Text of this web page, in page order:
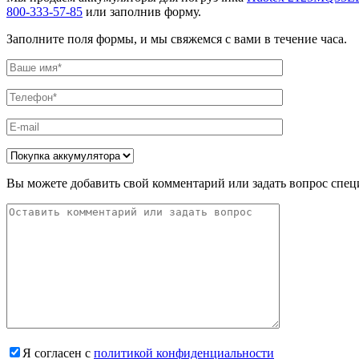
800-333-57-85 или заполнив форму.
Заполните поля формы, и мы свяжемся с вами в течение часа.
Вы можете добавить свой комментарий или задать вопрос
Я согласен с политикой конфиденциальности